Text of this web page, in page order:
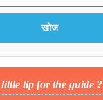
tip for the guide ?